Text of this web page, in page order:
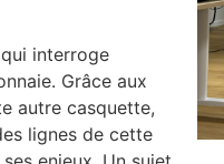
interroge
Grâce aux
autre casquette,
lignes de cette